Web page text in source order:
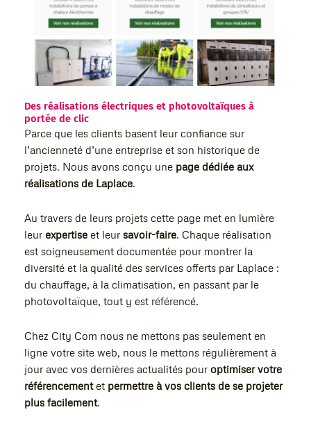
Des réalisations électriques et photovoltaïques à
portée de clic
Parce que les clients basent leur confiance sur
l’ancienneté d’une entreprise et son historique de
projets. Nous avons conçu une page dédiée aux
réalisations de Laplace.
Au travers de leurs projets cette page met en lumière
leur expertise et leur savoir-faire. Chaque réalisation
est soigneusement documentée pour montrer la
diversité et la qualité des services offerts par Laplace :
du chauffage, à la climatisation, en passant par le
photovoltaïque, tout y est référencé.
Chez City Com nous ne mettons pas seulement en
ligne votre site web, nous le mettons régulièrement à
jour avec vos dernières actualités pour optimiser votre
référencementet permettre à vos clients de se projeter
plus facilement.